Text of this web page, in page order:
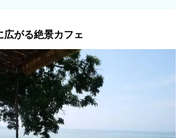
広がる絶景カフェ